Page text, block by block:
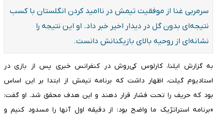
سرمربی غنا از موفقیت تیمش در ناامید کردن انگلستان با کسب
نتیجه‌ای بدون گل در دیدار اخیر خبر داد. او این نتیجه را
نشانه‌ای از روحیه بالای بازیکنانش دانست.
به گزارش ایلنا، کارلوس کی‌روش در کنفرانس خبری پس از بازی در
استادیوم گیلت، اظهار داشت که برنامه تیمش از ابتدا بر این اساس
بود که حریف را تحت فشار قرار دهند و این هدف محقق شد. او گفت:
«برنامه استراتژیک ما واضح بود: از دقیقه اول آنها را مسدود کنیم و